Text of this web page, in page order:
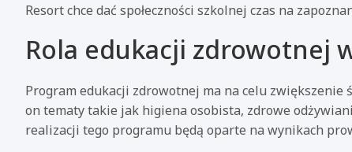
Resort chce dać społeczności szkolnej czas na
Rola edukacji zdrowotnej
Program edukacji zdrowotnej ma na celu zwiększenie
on tematy takie jak higiena osobista, zdrowe
realizacji tego programu będą oparte na wynikach